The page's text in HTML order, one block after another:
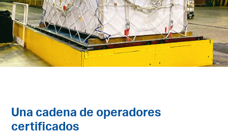
Una cadena de operadores
certificados